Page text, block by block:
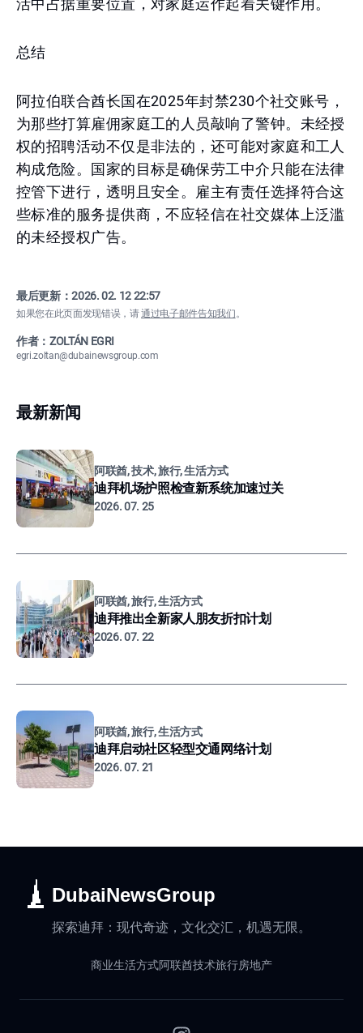
活中占据重要位置，对家庭运作起着关键作用。
总结
阿拉伯联合酋长国在2025年封禁230个社交账号，
为那些打算雇佣家庭工的人员敲响了警钟。未经授
权的招聘活动不仅是非法的，还可能对家庭和工人
构成危险。国家的目标是确保劳工中介只能在法律
控管下进行，透明且安全。雇主有责任选择符合这
些标准的服务提供商，不应轻信在社交媒体上泛滥
的未经授权广告。
最后更新：2026. 02. 12 22:57
如果您在此页面发现错误，请通过电子邮件告知我们。
作者：ZOLTÁN EGRI
egri.zoltan@dubainewsgroup.com
最新新闻
阿联酋, 技术, 旅行, 生活方式
迪拜机场护照检查新系统加速过关
2026. 07. 25
阿联酋, 旅行, 生活方式
迪拜推出全新家人朋友折扣计划
2026. 07. 22
阿联酋, 旅行, 生活方式
迪拜启动社区轻型交通网络计划
2026. 07. 21
DubaiNewsGroup
探索迪拜：现代奇迹，文化交汇，机遇无限。
商业生活方式阿联酋技术旅行房地产